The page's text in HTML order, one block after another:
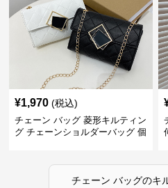
¥1,970 (税込)
チェーン バッグ 菱形キルティン
グ チェーンショルダーバッグ 個
チェーン バッグのキ